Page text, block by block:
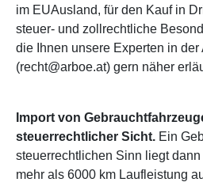
im EUAusland, für den Kauf in
steuer- und zollrechtliche
die Ihnen unsere Experten in
(recht@arboe.at) gern näher
Import von
steuerrechtlicher Sicht. Ein
steuerrechtlichen Sinn liegt
mehr als 6000 km Laufleistung